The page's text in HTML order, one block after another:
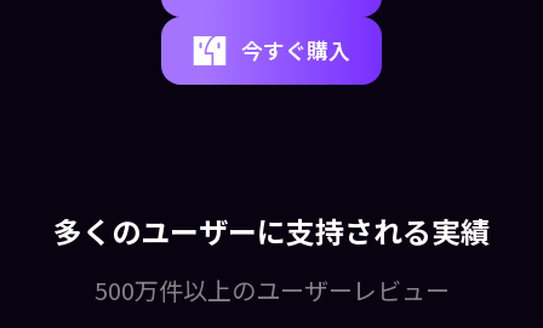
今すぐ購入
多くのユーザーに支持される実績
500万件以上のユーザーレビュー